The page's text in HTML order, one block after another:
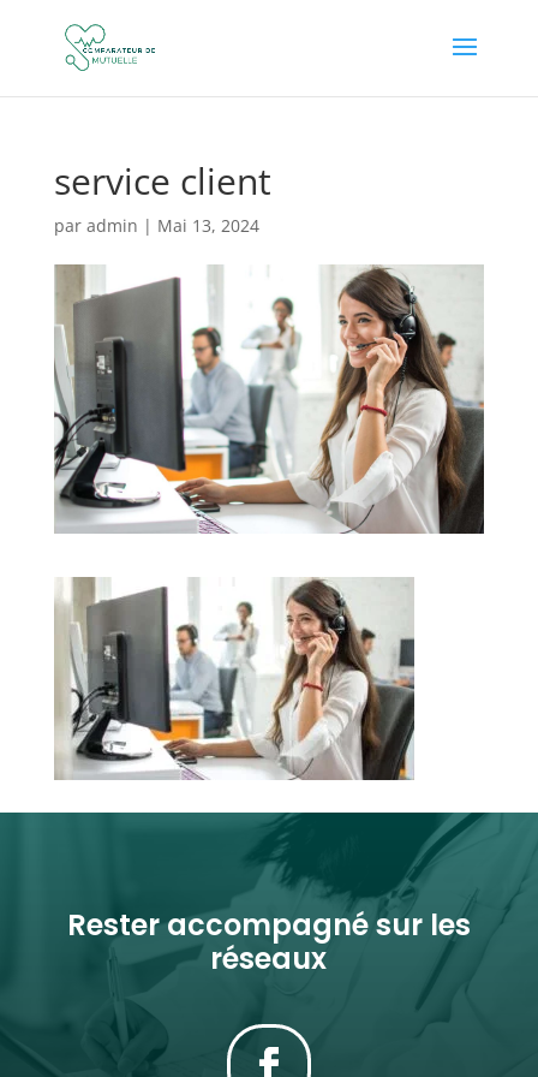
service client
par admin | Mai 13, 2024
Rester accompagné sur les
réseaux